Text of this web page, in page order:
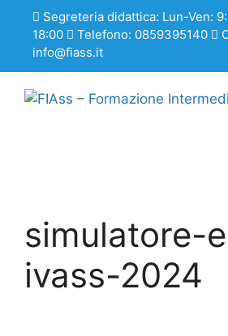
Segreteria didattica: Lun-Ven:
18:00
Telefono: 0859395140
info@fiass.it
simulatore-
ivass-2024